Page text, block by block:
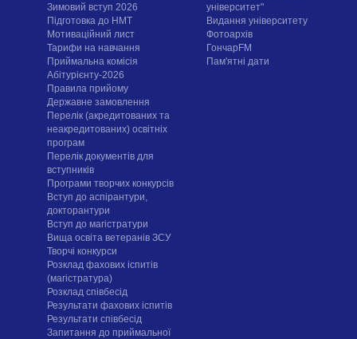
Зимовий вступ 2026
Підготовка до НМТ
Мотиваційний лист
Тарифи на навчання
Приймальна комісія
Абітурієнту-2026
Правила прийому
Державне замовлення
Перелік (акредитованих та
неакредитованих) освітніх
програм
Перелік документів для
вступників
Програми творчих конкурсiв
Вступ до аспірантури,
докторантури
Вступ до магістратури
Вища освіта ветеранів ЗСУ
Творчі конкурси
Розклад фахових іспитів
(магістратура)
Розклад співбесід
Результати фахових іспитів
Результати співбесід
Запитання до приймальної
університет"
Видання університету
Фотоархів
ГончарFM
Пам'ятні дати